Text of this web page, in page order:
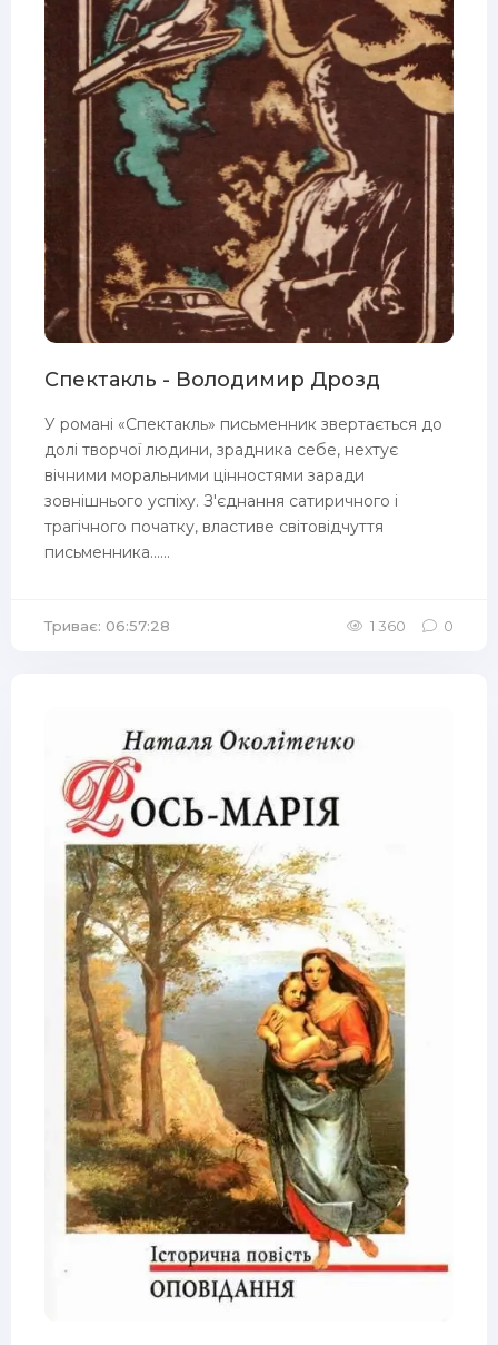
Спектакль - Володимир Дрозд
У романі «Спектакль» письменник звертається до
долі творчої людини, зрадника себе, нехтує
вічними моральними цінностями заради
зовнішнього успіху. З'єднання сатиричного і
трагічного початку, властиве світовідчуття
письменника......
Триває: 06:57:28 1 360 0